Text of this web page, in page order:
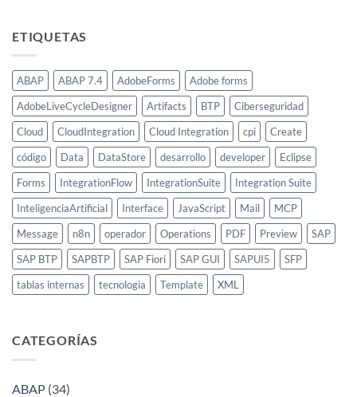
ETIQUETAS
ABAP ABAP 7.4 AdobeForms
Adobe forms
AdobeLiveCycleDesigner
Artifacts BTP
Ciberseguridad
Cloud
CloudIntegration Cloud Integration cpi
Create
código
Data DataStore desarrollo developer
Eclipse
Forms
IntegrationFlow IntegrationSuite
Integration Suite
InteligenciaArtificial
Interface JavaScript Mail
MCP
Message
n8n operador Operations PDF Preview
SAP
SAP BTP
SAPBTP SAP Fiori SAP GUI SAPUI5
SFP
tablas internas
tecnologia Template XML
CATEGORÍAS
ABAP (34)